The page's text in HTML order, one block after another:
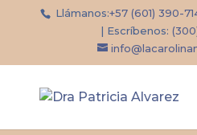
Llámanos:+57 (601) 390-
| Escríbenos: